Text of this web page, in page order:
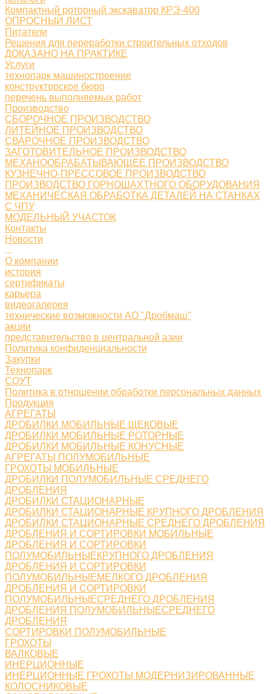
Компактный роторный экскаватор КРЭ-400
ОПРОСНЫЙ ЛИСТ
Питатели
Решения для переработки строительных отходов
ДОКАЗАНО НА ПРАКТИКЕ
Услуги
технопарк машиностроение
конструкторское бюро
перечень выполняемых работ
Производство
СБОРОЧНОЕ ПРОИЗВОДСТВО
ЛИТЕЙНОЕ ПРОИЗВОДСТВО
СВАРОЧНОЕ ПРОИЗВОДСТВО
ЗАГОТОВИТЕЛЬНОЕ ПРОИЗВОДСТВО
МЕХАНООБРАБАТЫВАЮЩЕЕ ПРОИЗВОДСТВО
КУЗНЕЧНО-ПРЕССОВОЕ ПРОИЗВОДСТВО
ПРОИЗВОДСТВО ГОРНОШАХТНОГО ОБОРУДОВАНИЯ
МЕХАНИЧЕСКАЯ ОБРАБОТКА ДЕТАЛЕЙ НА СТАНКАХ
С ЧПУ
МОДЕЛЬНЫЙ УЧАСТОК
Контакты
Новости
...
О компании
история
сертификаты
карьера
видеогалерея
технические возможности АО "Дробмаш"
акции
представительство в центральной азии
Политика конфиденциальности
Закупки
Технопарк
СОУТ
Политика в отношении обработки персональных данных
Продукция
АГРЕГАТЫ
ДРОБИЛКИ МОБИЛЬНЫЕ ЩЕКОВЫЕ
ДРОБИЛКИ МОБИЛЬНЫЕ РОТОРНЫЕ
ДРОБИЛКИ МОБИЛЬНЫЕ КОНУСНЫЕ
АГРЕГАТЫ ПОЛУМОБИЛЬНЫЕ
ГРОХОТЫ МОБИЛЬНЫЕ
ДРОБИЛКИ ПОЛУМОБИЛЬНЫЕ СРЕДНЕГО
ДРОБЛЕНИЯ
ДРОБИЛКИ СТАЦИОНАРНЫЕ
ДРОБИЛКИ СТАЦИОНАРНЫЕ КРУПНОГО ДРОБЛЕНИЯ
ДРОБИЛКИ СТАЦИОНАРНЫЕ СРЕДНЕГО ДРОБЛЕНИЯ
ДРОБЛЕНИЯ И СОРТИРОВКИ МОБИЛЬНЫЕ
ДРОБЛЕНИЯ И СОРТИРОВКИ
ПОЛУМОБИЛЬНЫЕКРУПНОГО ДРОБЛЕНИЯ
ДРОБЛЕНИЯ И СОРТИРОВКИ
ПОЛУМОБИЛЬНЫЕМЕЛКОГО ДРОБЛЕНИЯ
ДРОБЛЕНИЯ И СОРТИРОВКИ
ПОЛУМОБИЛЬНЫЕСРЕДНЕГО ДРОБЛЕНИЯ
ДРОБЛЕНИЯ ПОЛУМОБИЛЬНЫЕСРЕДНЕГО
ДРОБЛЕНИЯ
СОРТИРОВКИ ПОЛУМОБИЛЬНЫЕ
ГРОХОТЫ
ВАЛКОВЫЕ
ИНЕРЦИОННЫЕ
ИНЕРЦИОННЫЕ ГРОХОТЫ МОДЕРНИЗИРОВАННЫЕ
КОЛОСНИКОВЫЕ